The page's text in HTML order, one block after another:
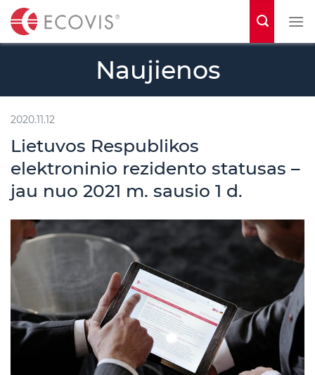
t
Naujienos
2020.11.12
Lietuvos Respublikos
elektroninio rezidento statusas –
jau nuo 2021 m. sausio 1 d.